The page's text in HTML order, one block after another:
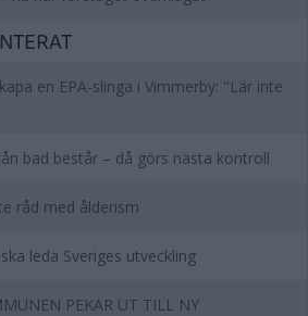
en EPA-slinga i Vimmerby: "Lär inte
bad består – då görs nästa kontroll
råd med ålderism
leda Sveriges utveckling
PEKAR UT TILL NY